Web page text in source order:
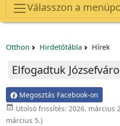
Válasszon a
Otthon Hirdetőtábla Hírek
Elfogadtuk
Megosztás Facebook-on
 Utolsó frissítés: 2026. március
március 5.)